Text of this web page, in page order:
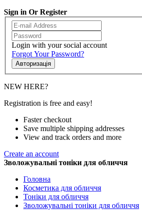
Sign in Or Register
Login with your social account
Forgot Your Password?
Авторизація
NEW HERE?
Registration is free and easy!
Faster checkout
Save multiple shipping addresses
View and track orders and more
Create an account
Зволожувальні тоніки для обличчя
Головна
Косметика для обличчя
Тоніки для обличчя
Зволожувальні тоніки для обличчя